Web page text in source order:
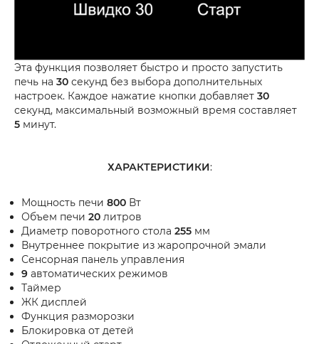
Эта функция позволяет быстро и просто запустить
печь на 30 секунд без выбора дополнительных
настроек. Каждое нажатие кнопки добавляет 30
секунд, максимальный возможный время составляет
5 минут.
ХАРАКТЕРИСТИКИ:
Мощность печи 800 Вт
Объем печи 20 литров
Диаметр поворотного стола 255 мм
Внутреннее покрытие из жаропрочной эмали
Сенсорная панель управления
9 автоматических режимов
Таймер
ЖК дисплей
Функция разморозки
Блокировка от детей